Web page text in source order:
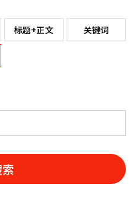
标题+正文 关键词